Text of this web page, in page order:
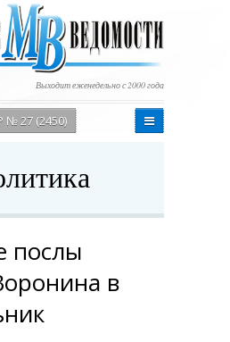
Выходит еженедельно с 2000 года
27 (2450)
послы
в